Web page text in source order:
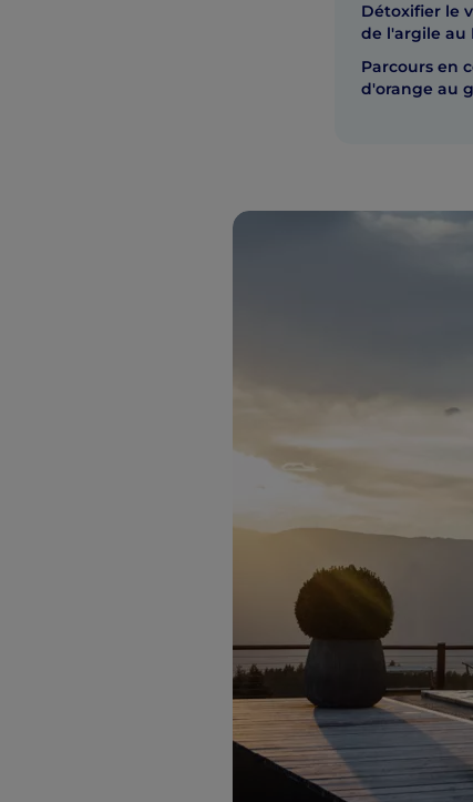
Détoxifier le
de l'argile au
Parcours en
d'orange au